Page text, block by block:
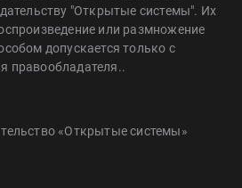
"Открытые системы". Их
или размножение
допускается только с
правообладателя..
«Открытые системы»